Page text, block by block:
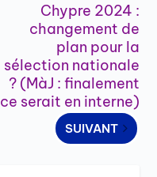
Chypre 2024 :
changement de
plan pour la
sélection nationale
? (MàJ : finalement
ce serait en interne)
SUIVANT